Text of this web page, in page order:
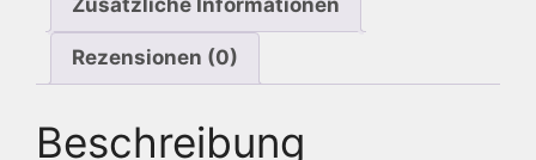
412
Zusätzliche Informationen
Rezensionen (0)
Beschreibung